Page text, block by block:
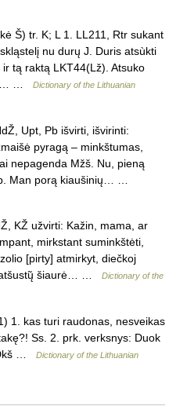
Š) tr. K; L 1. LL211, Rtr sukant
nu durų J. Duris atsùkti
tą raktą LKT44(Lž). Atsuko
…
Dictionary of the Lithuanian
Upt, Pb išvirti, išvirinti:
pyragą – minkštumas,
nepagenda Mžš. Nu, pieną
Man porą kiaušinių… …
KŽ užvirti: Kažin, mama, ar
mirkstant suminkštėti,
[pirty] atmirkyt, diečkoj
atšustų̃ šiaurė… …
Dictionary of the
1. kas turi raudonas, nesveikas
Ss. 2. prk. verksnys: Duok
…
Dictionary of the Lithuanian